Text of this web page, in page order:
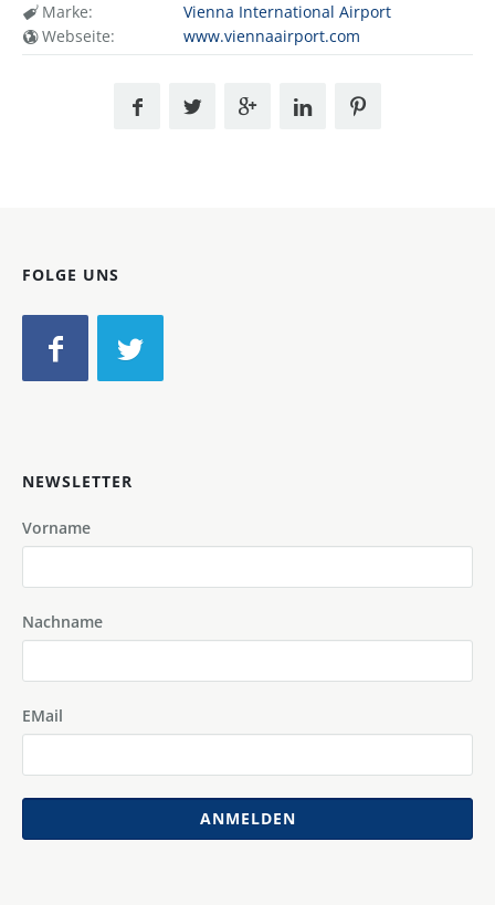
Marke:
Vienna International Airport
Webseite:
www.viennaairport.com
FOLGE UNS
NEWSLETTER
Vorname
Nachname
EMail
ANMELDEN